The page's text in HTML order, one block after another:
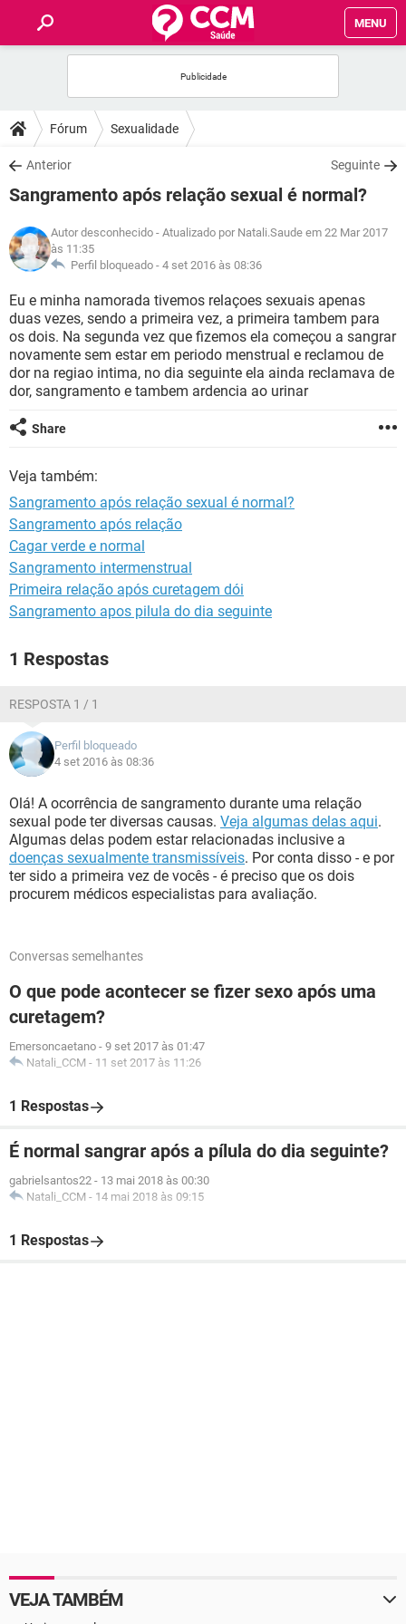
MENU
FÓRUM
SAÚDE
FAMÍLIA
NUTRIÇÃO
BEM-ESTAR
SEXUALIDADE
GLOSSÁRIO
Fórum Sexualidade
Anterior Seguinte
Sangramento após relação sexual é normal?
Autor desconhecido- Atualizado por Natali.Saude em 22 Mar 2017
às 11:35
Perfil bloqueado - 4 set 2016 às 08:36
Eu e minha namorada tivemos relaçoes sexuais apenas
duas vezes, sendo a primeira vez, a primeira tambem para
os dois. Na segunda vez que fizemos ela começou a sangrar
novamente sem estar em periodo menstrual e reclamou de
dor na regiao intima, no dia seguinte ela ainda reclamava de
dor, sangramento e tambem ardencia ao urinar
Share
Veja também:
Sangramento após relação sexual é normal?
Sangramento após relação
Cagar verde e normal
Sangramento intermenstrual
Primeira relação após curetagem dói
Sangramento apos pilula do dia seguinte
1 Respostas
RESPOSTA 1 / 1
Perfil bloqueado
4 set 2016 às 08:36
Olá! A ocorrência de sangramento durante uma relação
sexual pode ter diversas causas. Veja algumas delas aqui.
Algumas delas podem estar relacionadas inclusive a
doenças sexualmente transmissíveis. Por conta disso - e por
ter sido a primeira vez de vocês - é preciso que os dois
procurem médicos especialistas para avaliação.
Conversas semelhantes
O que pode acontecer se fizer sexo após uma
curetagem?
Emersoncaetano - 9 set 2017 às 01:47
Natali_CCM - 11 set 2017 às 11:26
1 Respostas
É normal sangrar após a pílula do dia seguinte?
gabrielsantos22 - 13 mai 2018 às 00:30
Natali_CCM - 14 mai 2018 às 09:15
1 Respostas
VEJA TAMBÉM